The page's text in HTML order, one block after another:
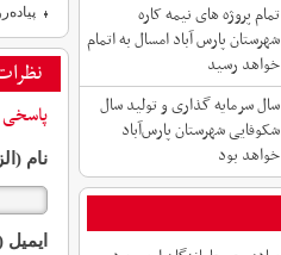
پاسخی
نام
تمام پروژه های نیمه کاره
شهرستان پارس آباد امسال به اتمام
خواهد رسید
سال سرمایه گذاری و تولید سال
شکوفایی شهرستان پارس‌آباد
خواهد بود